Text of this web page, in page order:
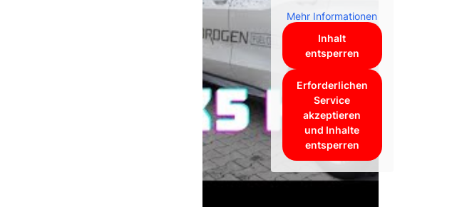
Mehr Informationen
Inhalt
entsperren
Erforderlichen
Service
akzeptieren
und Inhalte
entsperren